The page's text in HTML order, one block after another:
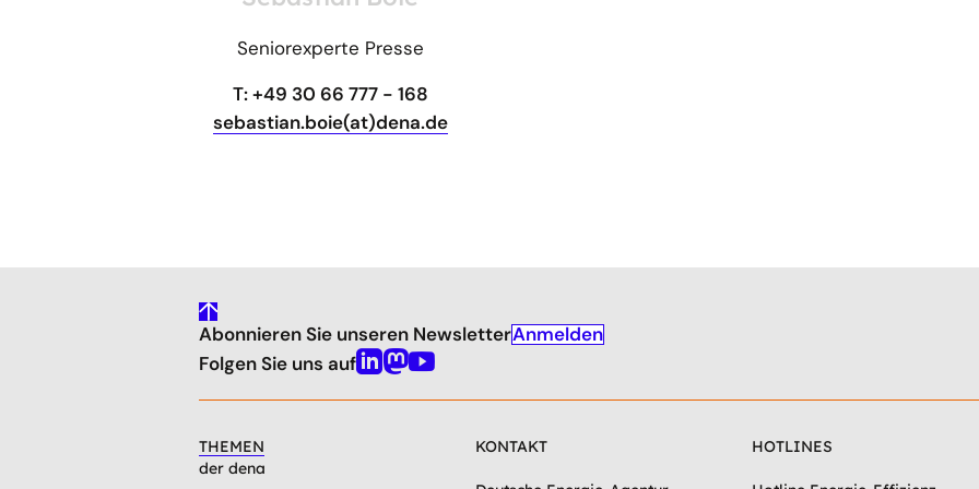
Seniorexperte Presse
T: +49 30 66 777 - 168
sebastian.boie(at)dena.de
gehe
nach
oben
Abonnieren Sie unseren NewsletterAnmelden
Folgen Sie uns aufLinkedin
Mastodon
Youtube
THEMEN
der dena
KONTAKT HOTLINES